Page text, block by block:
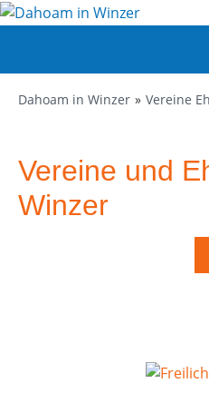
Dahoam in Winzer Vereine
Vereine und
Winzer